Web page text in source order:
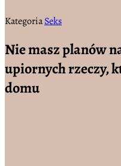
KategoriaSeks
Nie masz planów
upiornych rzeczy,
domu